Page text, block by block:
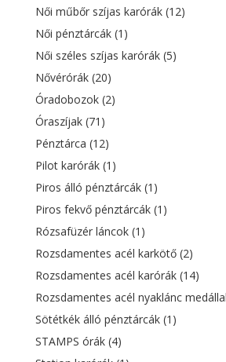
Női műbőr szíjas karórák (12)
Női pénztárcák (1)
Női széles szíjas karórák (5)
Nővérórák (20)
Óradobozok (2)
Óraszíjak (71)
Pénztárca (12)
Pilot karórák (1)
Piros álló pénztárcák (1)
Piros fekvő pénztárcák (1)
Rózsafüzér láncok (1)
Rozsdamentes acél karkötő (2)
Rozsdamentes acél karórák (14)
Rozsdamentes acél nyaklánc medállal
Sötétkék álló pénztárcák (1)
STAMPS órák (4)